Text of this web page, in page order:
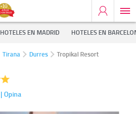
HOTELES EN MADRID HOTELES EN
Tirana Durres Tropikal Resort
| Opina